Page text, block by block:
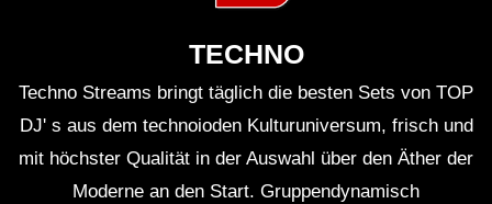
TECHNO
Techno Streams bringt täglich die besten Sets von TOP
DJ' s aus dem technoioden Kulturuniversum, frisch und
mit höchster Qualität in der Auswahl über den Äther der
Moderne an den Start. Gruppendynamisch